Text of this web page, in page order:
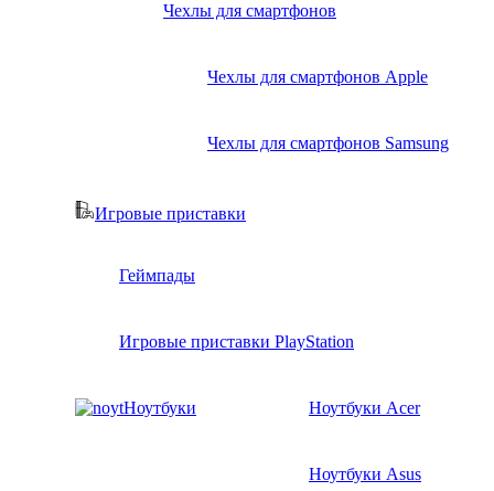
Чехлы для смартфонов
Чехлы для смартфонов Apple
Чехлы для смартфонов Samsung
Игровые приставки
Геймпады
Игровые приставки PlayStation
Ноутбуки Ноутбуки Acer
Ноутбуки Asus